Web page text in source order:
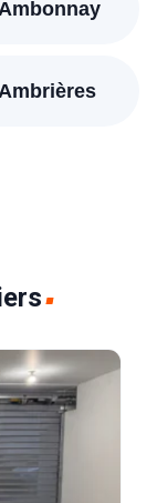
Ambonnay
Ambrières